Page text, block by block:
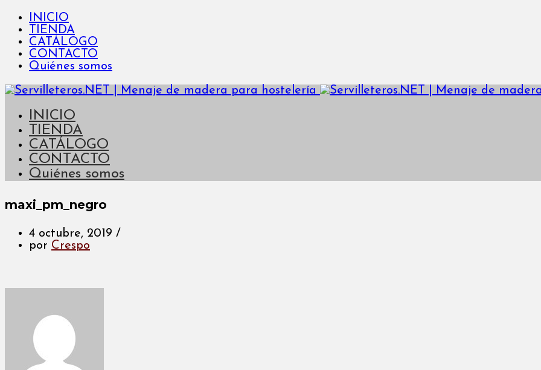
INICIO
TIENDA
CATÁLOGO
CONTACTO
Quiénes somos
INICIO
TIENDA
CATÁLOGO
CONTACTO
Quiénes somos
maxi_pm_negro
4 octubre, 2019 /
por Crespo